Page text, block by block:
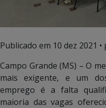
Publicado em 10 dez 2021
Campo Grande (MS) – O
mais exigente, e um
emprego é a falta
maioria das vagas